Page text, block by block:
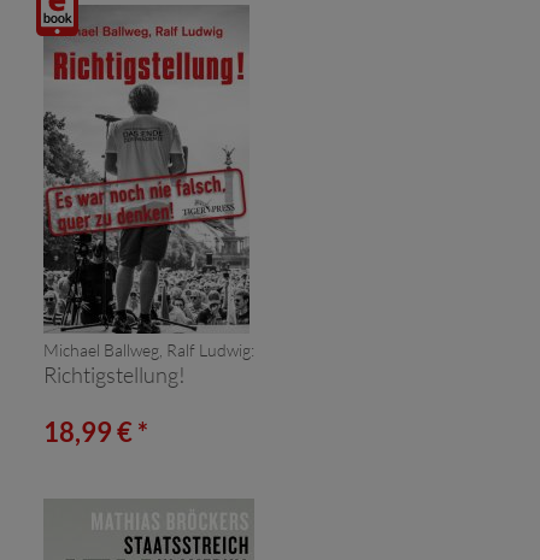
Digitalprodukt
/ E-
Book
Michael Ballweg, Ralf Ludwig:
Richtigstellung!
18,99 € *